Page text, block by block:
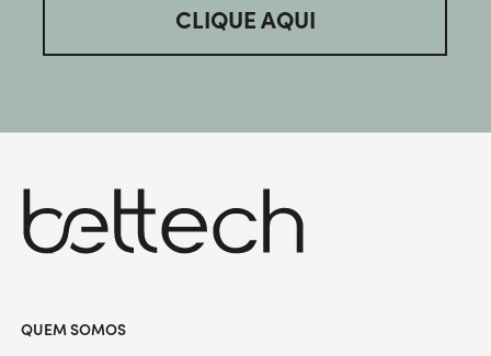
CLIQUE AQUI
QUEM SOMOS